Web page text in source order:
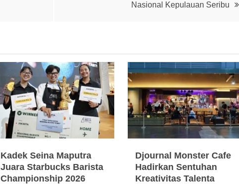
Nasional Kepulauan Seribu
Kadek Seina Maputra
Juara Starbucks Barista
Championship 2026
Djournal Monster Cafe
Hadirkan Sentuhan
Kreativitas Talenta